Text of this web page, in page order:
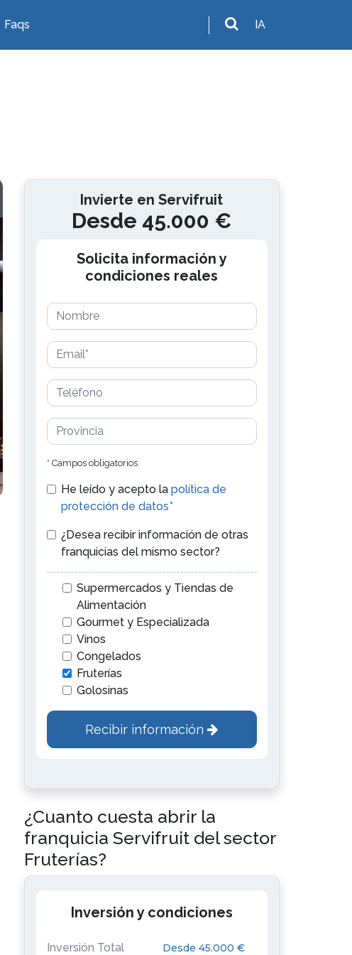
Faqs IA
Invierte en Servifruit
Desde 45.000 €
Solicita información y
condiciones reales
* Campos obligatorios
He leído y acepto la política de
protección de datos*
¿Desea recibir información de otras
franquicias del mismo sector?
Supermercados y Tiendas de
Alimentación
Gourmet y Especializada
Vinos
Congelados
Fruterías
Golosinas
Recibir información
¿Cuanto cuesta abrir la
franquicia Servifruit del sector
Fruterías?
Inversión y condiciones
Inversión Total Desde 45.000 €